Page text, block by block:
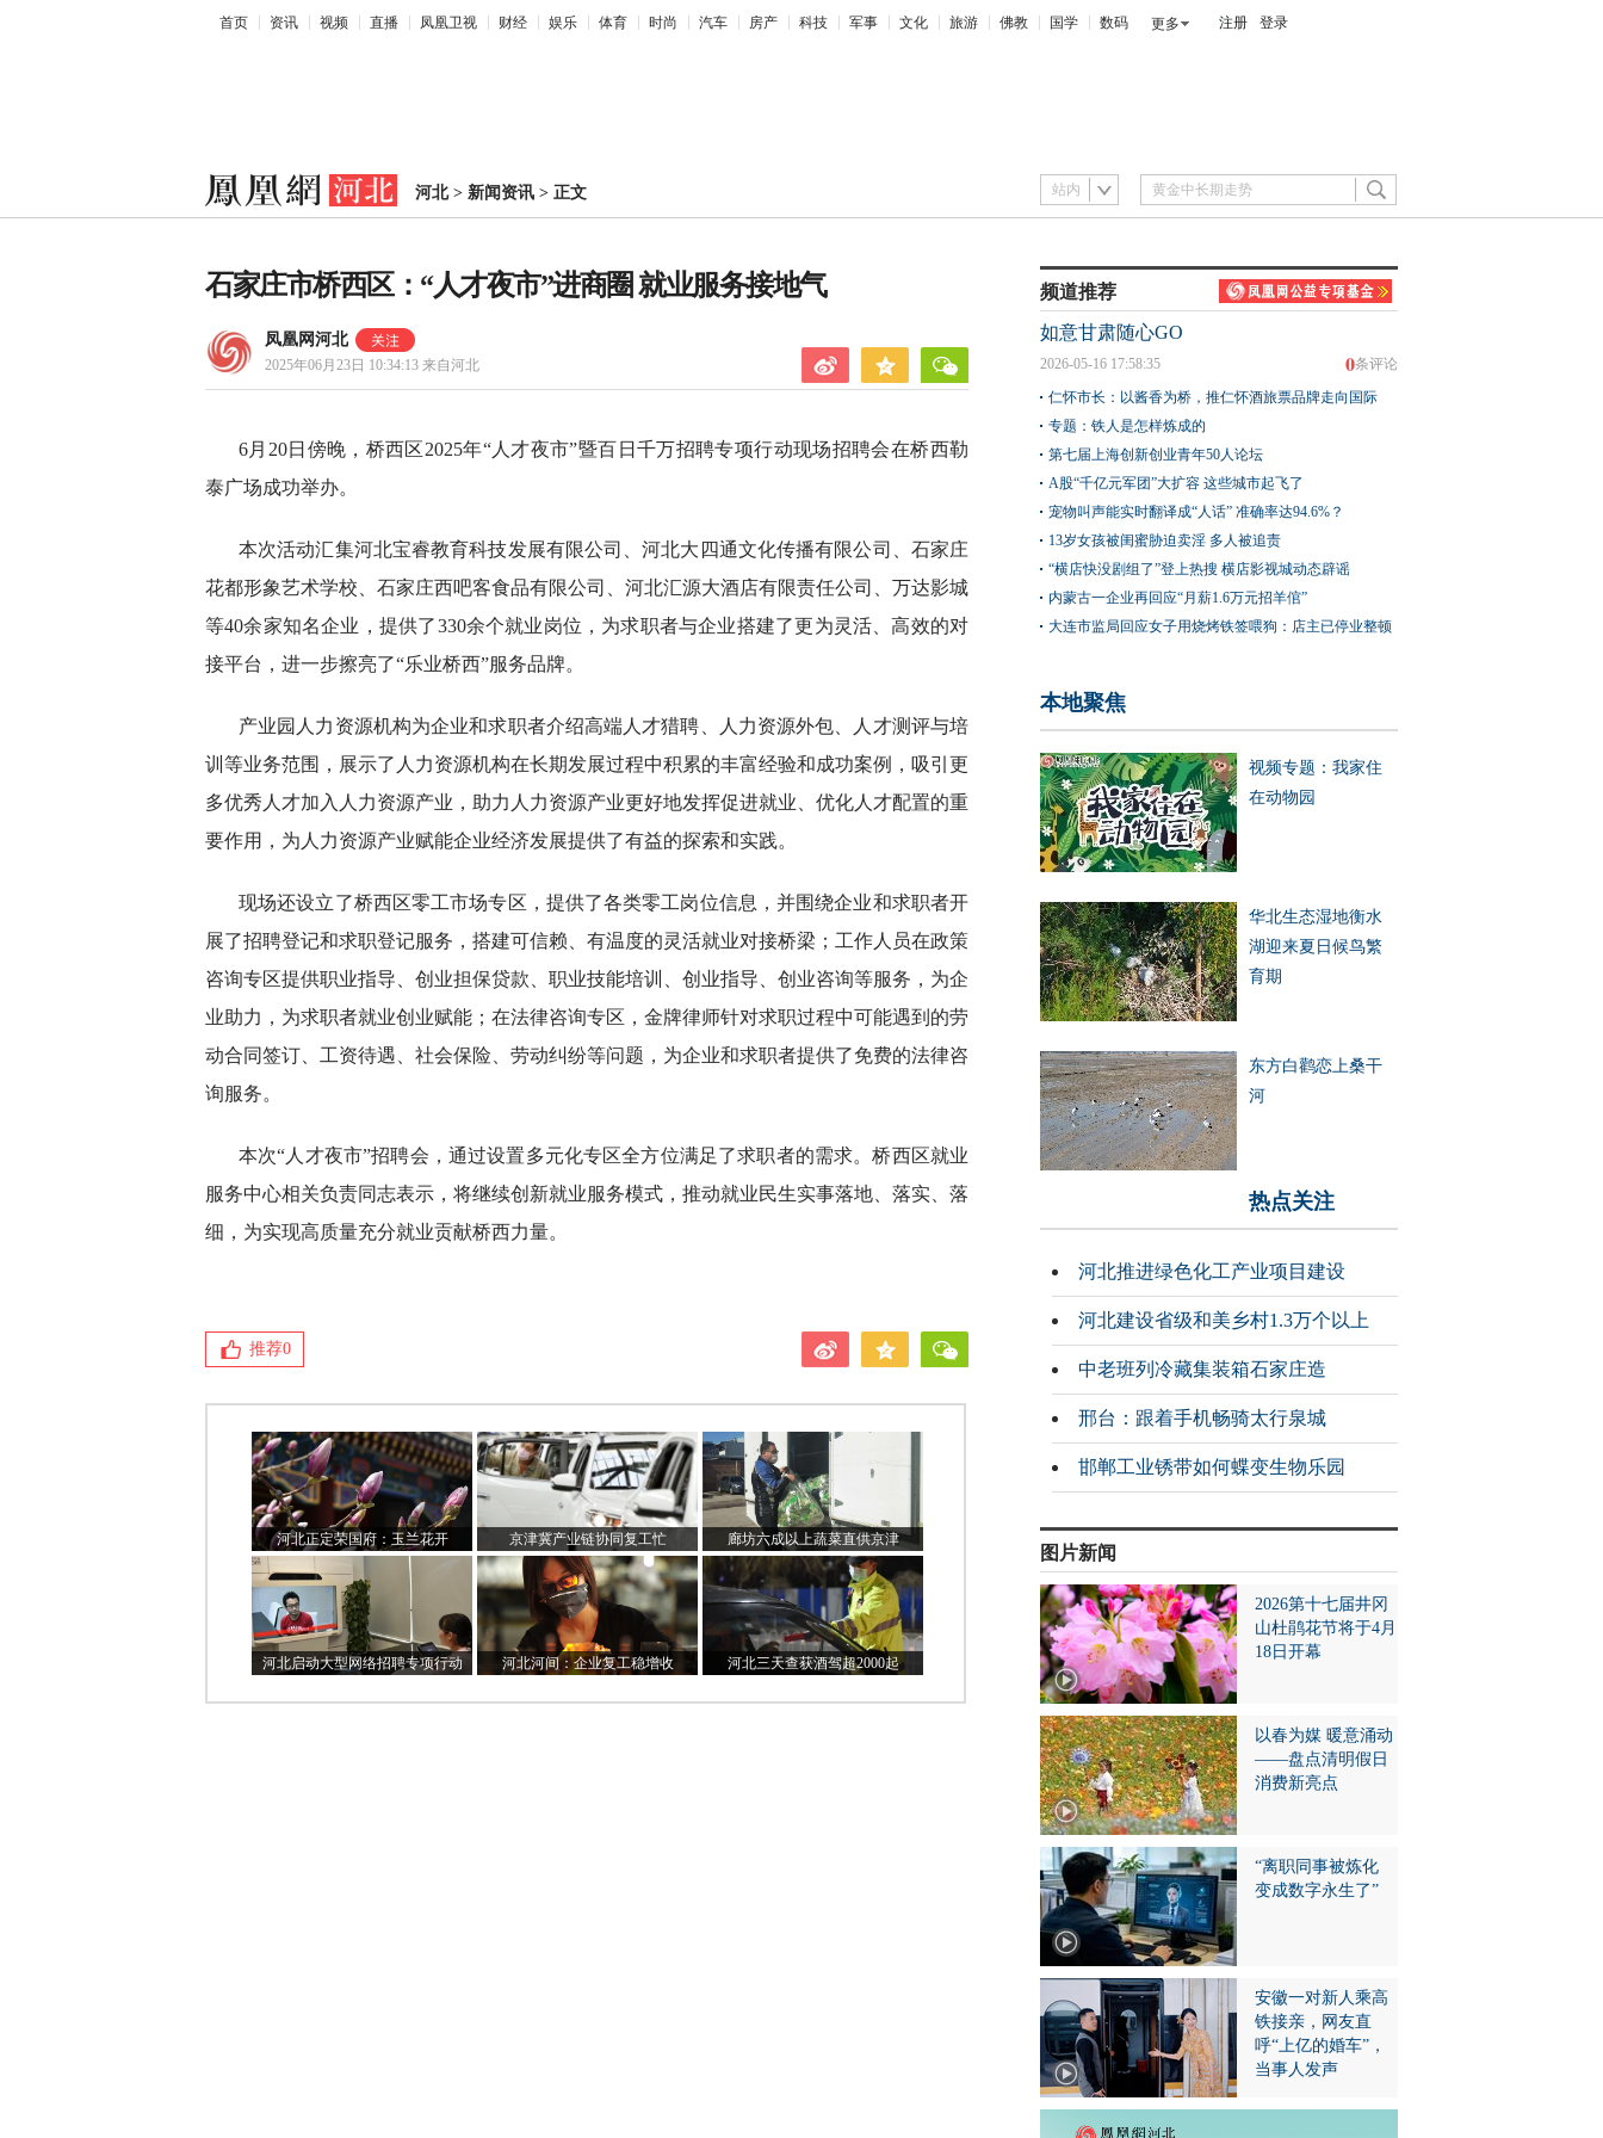
首页 资讯 视频 直播 凤凰卫视 财经 娱乐 体育 时尚 汽车 房产 科技 军事 文化 旅游 佛教 国学 数码 更多 注册 登录
河北> 新闻资讯 > 正文 站内
石家庄市桥西区：“人才夜市”进商圈 就业服务接地气
凤凰网河北
2025年06月23日 10:34:13 来自河北
6月20日傍晚，桥西区2025年“人才夜市”暨百日千万招聘专项行动现场招聘会在桥西勒
泰广场成功举办。
本次活动汇集河北宝睿教育科技发展有限公司、河北大四通文化传播有限公司、石家庄
花都形象艺术学校、石家庄西吧客食品有限公司、河北汇源大酒店有限责任公司、万达影城
等40余家知名企业，提供了330余个就业岗位，为求职者与企业搭建了更为灵活、高效的对
接平台，进一步擦亮了“乐业桥西”服务品牌。
产业园人力资源机构为企业和求职者介绍高端人才猎聘、人力资源外包、人才测评与培
训等业务范围，展示了人力资源机构在长期发展过程中积累的丰富经验和成功案例，吸引更
多优秀人才加入人力资源产业，助力人力资源产业更好地发挥促进就业、优化人才配置的重
要作用，为人力资源产业赋能企业经济发展提供了有益的探索和实践。
现场还设立了桥西区零工市场专区，提供了各类零工岗位信息，并围绕企业和求职者开
展了招聘登记和求职登记服务，搭建可信赖、有温度的灵活就业对接桥梁；工作人员在政策
咨询专区提供职业指导、创业担保贷款、职业技能培训、创业指导、创业咨询等服务，为企
业助力，为求职者就业创业赋能；在法律咨询专区，金牌律师针对求职过程中可能遇到的劳
动合同签订、工资待遇、社会保险、劳动纠纷等问题，为企业和求职者提供了免费的法律咨
询服务。
本次“人才夜市”招聘会，通过设置多元化专区全方位满足了求职者的需求。桥西区就业
服务中心相关负责同志表示，将继续创新就业服务模式，推动就业民生实事落地、落实、落
细，为实现高质量充分就业贡献桥西力量。
推荐0
河北正定荣国府：玉兰花开 京津冀产业链协同复工忙 廊坊六成以上蔬菜直供京津​
河北启动大型网络招聘专项行动 河北河间：企业复工稳增收 河北三天查获酒驾超2000起
频道推荐
如意甘肃随心GO
0条评论
2026-05-16 17:58:35
仁怀市长：以酱香为桥，推仁怀酒旅票品牌走向国际
专题：铁人是怎样炼成的
第七届上海创新创业青年50人论坛
A股“千亿元军团”大扩容 这些城市起飞了
宠物叫声能实时翻译成“人话” 准确率达94.6%？
13岁女孩被闺蜜胁迫卖淫 多人被追责
“横店快没剧组了”登上热搜 横店影视城动态辟谣
内蒙古一企业再回应“月薪1.6万元招羊倌”
大连市监局回应女子用烧烤铁签喂狗：店主已停业整顿
本地聚焦
视频专题：我家住
在动物园
华北生态湿地衡水
湖迎来夏日候鸟繁
育期
东方白鹳恋上桑干
河
热点关注
河北推进绿色化工产业项目建设
河北建设省级和美乡村1.3万个以上
中老班列冷藏集装箱石家庄造
邢台：跟着手机畅骑太行泉城
邯郸工业锈带如何蝶变生物乐园
图片新闻
2026第十七届井冈
山杜鹃花节将于4月
18日开幕
以春为媒 暖意涌动
——盘点清明假日
消费新亮点
“离职同事被炼化
变成数字永生了”
安徽一对新人乘高
铁接亲，网友直
呼“上亿的婚车”，
当事人发声